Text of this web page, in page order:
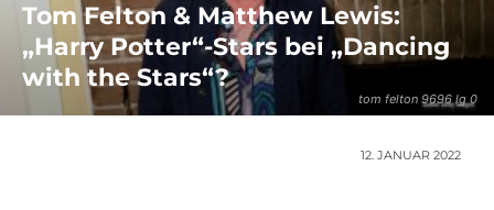
tom felton 9696 lg 0
Tom Felton & Matthew Lewis:
„Harry Potter“-Stars bei „Dancing
with the Stars“?
12. JANUAR 2022